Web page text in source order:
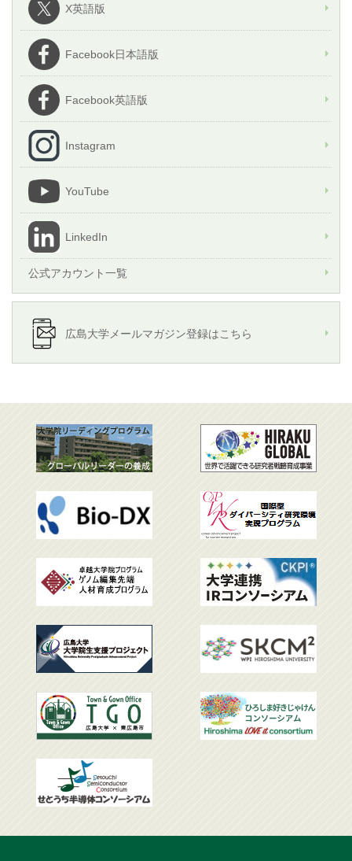
X英語版
Facebook日本語版
Facebook英語版
Instagram
YouTube
LinkedIn
公式アカウント一覧
広島大学メールマガジン登録はこちら